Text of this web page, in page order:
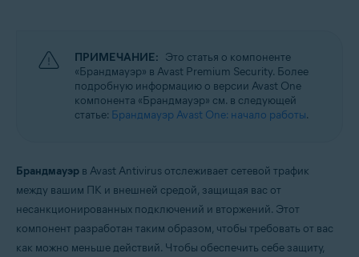
Avast Free Antivirus 24.x для Windows
Операционные системы:
Microsoft Windows 11 Home / Pro / Enterprise / Education
Microsoft Windows 10 Home / Pro / Enterprise / Education — 32- или 64-
Microsoft Windows 8 / Pro / Enterprise — 32- или 64-разрядная версия
Microsoft Windows 7 Home Basic / Home Premium / Professional /
Enterprise / Ultimate — SP 1 с обновлением Convenient Rollup, 32- или
64-разрядная версия
ПРИМЕЧАНИЕ: Это статья о компоненте
«Брандмауэр» в Avast Premium Security. Более
подробную информацию о версии Avast One
компонента «Брандмауэр» см. в следующей
статье: Брандмауэр Avast One: начало работы.
Брандмауэр в Avast Antivirus отслеживает сетевой трафик
между вашим ПК и внешней средой, защищая вас от
несанкционированных подключений и вторжений. Этот
компонент разработан таким образом, чтобы требовать от вас
как можно меньше действий. Чтобы обеспечить себе защиту,